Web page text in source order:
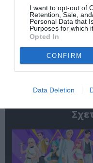
I want to opt-out of
Retention, Sale,
Personal Data that
Purposes for which
Opted In
CONFIRM
Data Deletion